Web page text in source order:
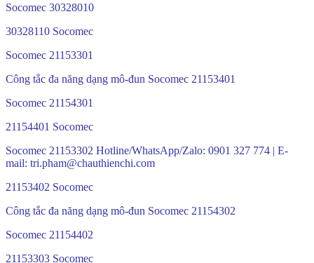
Socomec 30328010
30328110 Socomec
Socomec 21153301
Công tắc đa năng dạng mô-đun Socomec 21153401
Socomec 21154301
21154401 Socomec
Socomec 21153302 Hotline/WhatsApp/Zalo: 0901 327 774 | E-
mail: tri.pham@chauthienchi.com
21153402 Socomec
Công tắc đa năng dạng mô-đun Socomec 21154302
Socomec 21154402
21153303 Socomec